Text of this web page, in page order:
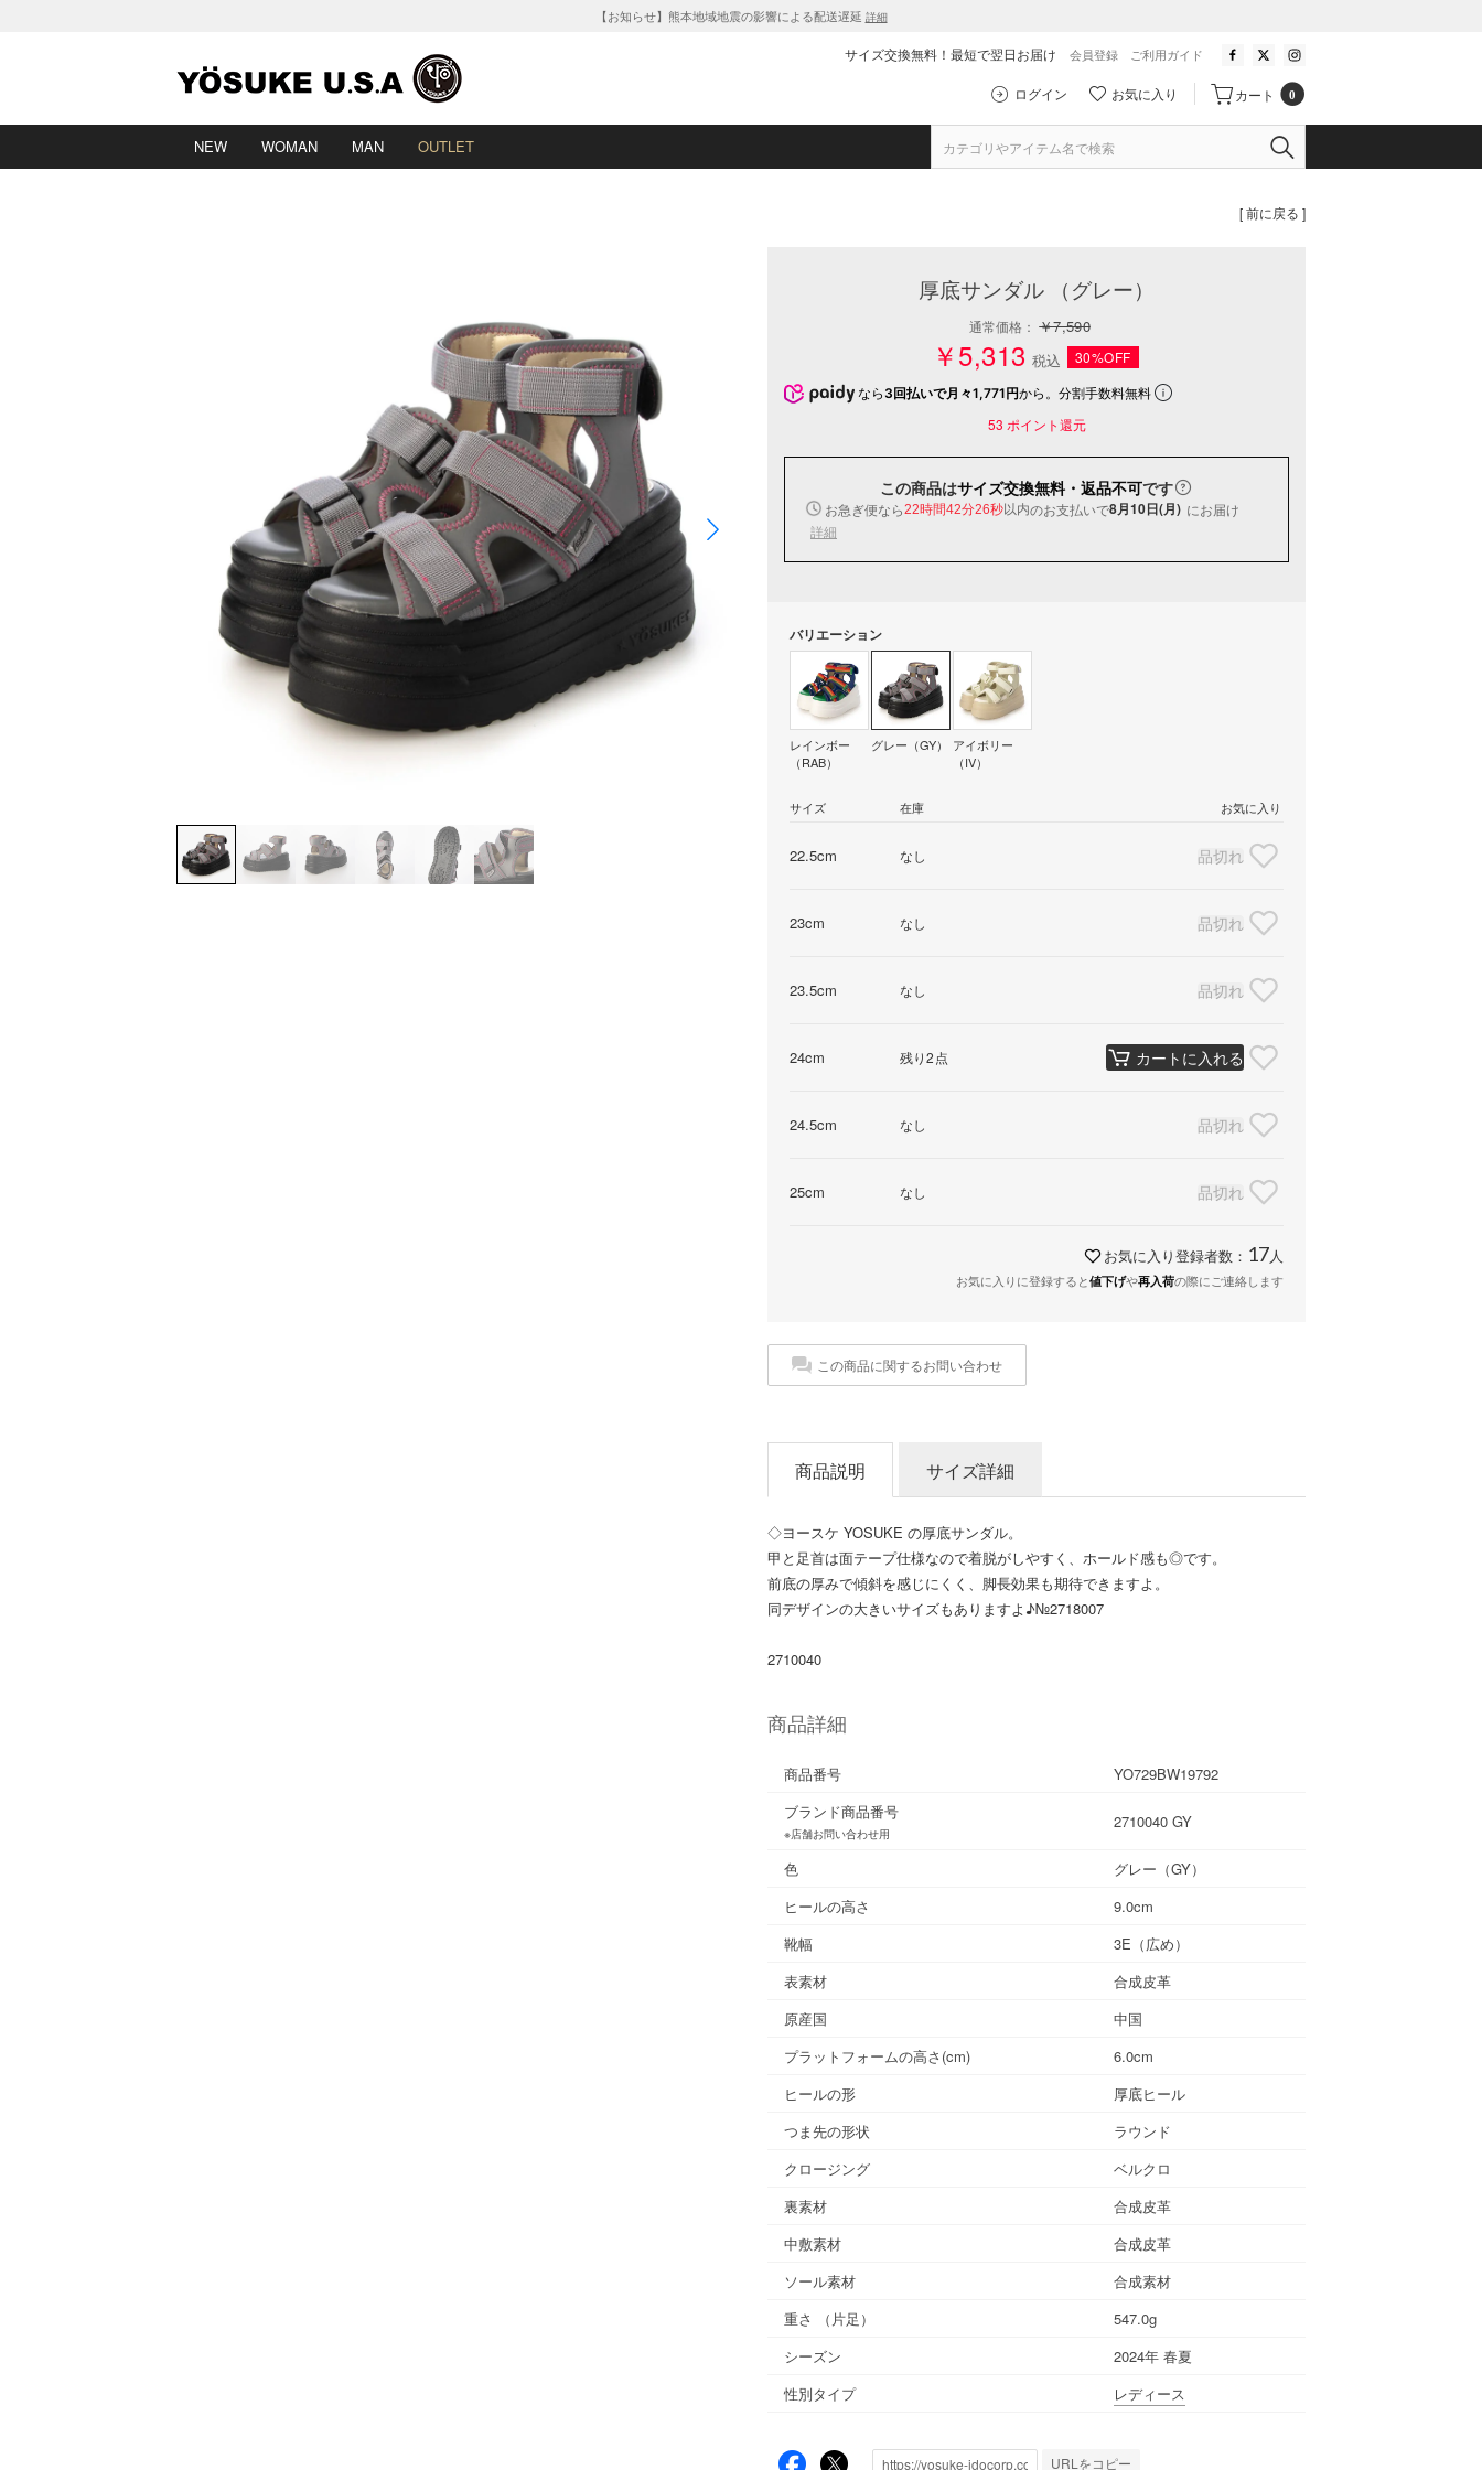
【お知らせ】熊本地域地震の影響による配送遅延 詳細
サイズ交換無料！最短で翌日お届け 会員登録 ご利用ガイド
ログイン お気に入り カート 0
NEW WOMAN MAN OUTLET
[ 前に戻る ]
厚底サンダル （グレー）
通常価格：￥7,590
￥5,313 税込 30%OFF
なら 3回払いで月々1,771円から。分割手数料無料
53 ポイント還元
この商品はサイズ交換無料・返品不可です
お急ぎ便なら22時間42分26秒以内のお支払いで8月10日(月) にお届け
詳細
バリエーション
レインボー
（RAB）
グレー（GY）
アイボリー
（IV）
サイズ 在庫 お気に入り
22.5cm なし 品切れ
23cm なし 品切れ
23.5cm なし 品切れ
24cm 残り2点 カートに入れる
24.5cm なし 品切れ
25cm なし 品切れ
お気に入り登録者数： 17 人
お気に入りに登録すると値下げや再入荷の際にご連絡します
この商品に関するお問い合わせ
商品説明 サイズ詳細
◇ヨースケ YOSUKE の厚底サンダル。
甲と足首は面テープ仕様なので着脱がしやすく、ホールド感も◎です。
前底の厚みで傾斜を感じにくく、脚長効果も期待できますよ。
同デザインの大きいサイズもありますよ♪№2718007
2710040
商品詳細
商品番号
YO729BW19792
ブランド商品番号
※店舗お問い合わせ用
2710040 GY
色
グレー（GY）
ヒールの高さ
9.0cm
靴幅
3E（広め）
表素材
合成皮革
原産国
中国
プラットフォームの高さ(cm)
6.0cm
ヒールの形
厚底ヒール
つま先の形状
ラウンド
クロージング
ベルクロ
裏素材
合成皮革
中敷素材
合成皮革
ソール素材
合成素材
重さ
（片足）
547.0g
シーズン
2024年 春夏
性別タイプ
レディース
URLをコピー